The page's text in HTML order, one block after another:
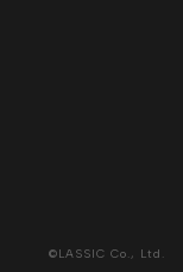
©LASSIC Co., Ltd.